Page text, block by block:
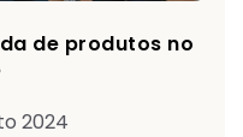
de produtos no
2024